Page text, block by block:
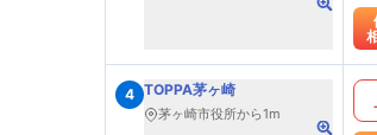
4 TOPPA茅ヶ崎
茅ヶ崎市役所から1m